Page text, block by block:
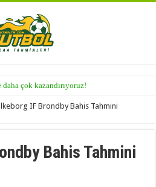
çok kazandırıyoruz!
IF Brondby Bahis Tahmini
Bahis Tahmini